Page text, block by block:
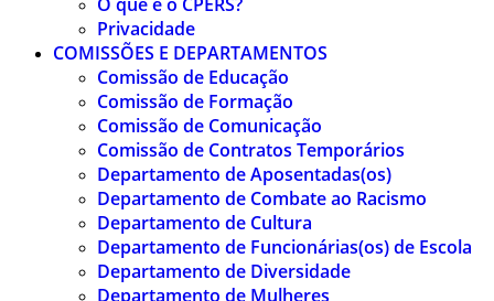
Privacidade
COMISSÕES E DEPARTAMENTOS
Comissão de Educação
Comissão de Formação
Comissão de Comunicação
Comissão de Contratos Temporários
Departamento de Aposentadas(os)
Departamento de Combate ao Racismo
Departamento de Cultura
Departamento de Funcionárias(os) de Escola
Departamento de Diversidade
Departamento de Mulheres